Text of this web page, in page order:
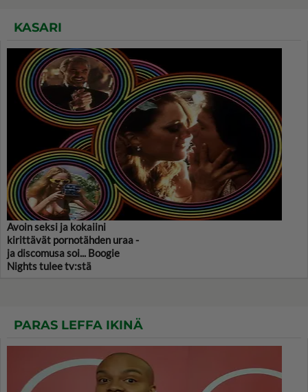
KASARI
Avoin seksi ja kokaiini
kirittävät pornotähden uraa -
ja discomusa soi... Boogie
Nights tulee tv:stä
PARAS LEFFA IKINÄ